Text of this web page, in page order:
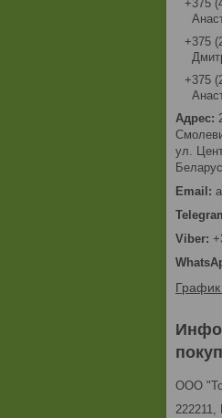
+375
+375
+375
ул.
ООО
222211,